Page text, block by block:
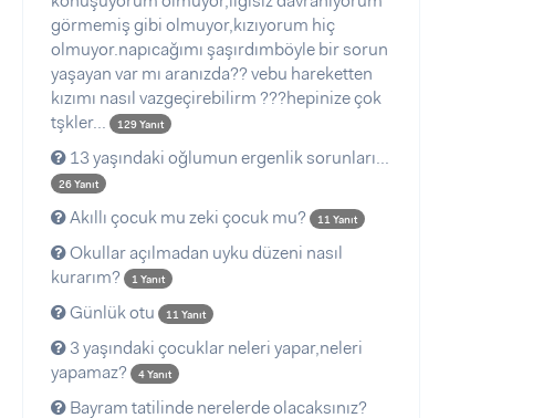
görmemiş gibi olmuyor,kızıyorum hiç
olmuyor.napıcağımı şaşırdımböyle bir sorun
yaşayan var mı aranızda?? vebu hareketten
kızımı nasıl vazgeçirebilirm ???hepinize çok
tşkler...
129 Yanıt
13 yaşındaki oğlumun ergenlik sorunları...
26 Yanıt
Akıllı çocuk mu zeki çocuk mu? 11 Yanıt
Okullar açılmadan uyku düzeni nasıl
kurarım?
1 Yanıt
Günlük otu 11 Yanıt
3 yaşındaki çocuklar neleri yapar,neleri
yapamaz?
4 Yanıt
Bayram tatilinde nerelerde olacaksınız?